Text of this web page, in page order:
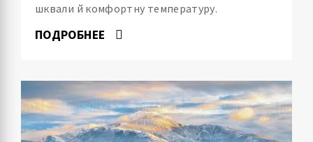
шквали й комфортну температуру.
ПОДРОБНЕЕ